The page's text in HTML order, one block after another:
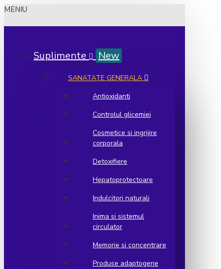
MENIU
Suplimente New
SANATATE GENERALA
Antioxidanti
Controlul glicemiei
Cosmetice si ingrijire
corporala
Detoxifiere
Hepatoprotectoare
Indulcitori naturali
Inima si sistemul
circulator
Memorie si concentrare
Produse adaptogene